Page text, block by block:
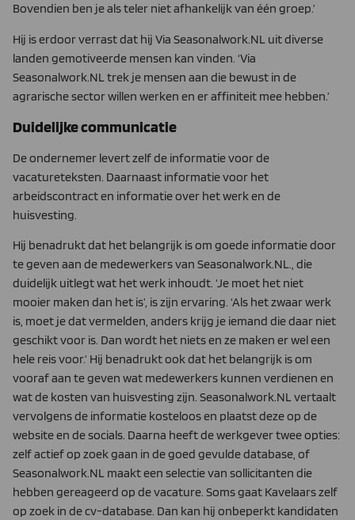
Bovendien ben je als teler niet afhankelijk van één groep.’
Hij is erdoor verrast dat hij Via Seasonalwork.NL uit diverse
lan­den gemotiveerde mensen kan vinden. ‘Via
Seasonalwork.NL trek je mensen aan die bewust in de
agrarische sector willen wer­ken en er affiniteit mee hebben.’
Duidelijke communicatie
De ondernemer levert zelf de informatie voor de
vacatureteksten. Daarnaast informatie voor het
arbeidscontract en informatie over het werk en de
huisvesting.
Hij benadrukt dat het belangrijk is om goede informatie door
te geven aan de medewerkers van Seasonalwork.NL., die
duidelijk uitlegt wat het werk inhoudt. ‘Je moet het niet
mooier maken dan het is’, is zijn ervaring. ‘Als het zwaar werk
is, moet je dat vermelden, anders krijg je iemand die daar niet
geschikt voor is. Dan wordt het niets en ze maken er wel een
hele reis voor.’ Hij benadrukt ook dat het belangrijk is om
vooraf aan te geven wat medewerkers kunnen verdienen en
wat de kosten van huisves­ting zijn. Seasonalwork.NL vertaalt
vervolgens de informatie kos­teloos en plaatst deze op de
website en de socials. Daarna heeft de werkgever twee opties:
zelf actief op zoek gaan in de goed gevulde database, of
Seasonalwork.NL maakt een selectie van sollicitanten die
hebben gereageerd op de vacature. Soms gaat Kavelaars zelf
op zoek in de cv-database. Dan kan hij onbeperkt kandidaten